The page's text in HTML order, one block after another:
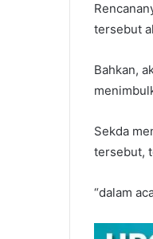
tersebut
Bahkan,
Sekda
tersebut,
“dalam